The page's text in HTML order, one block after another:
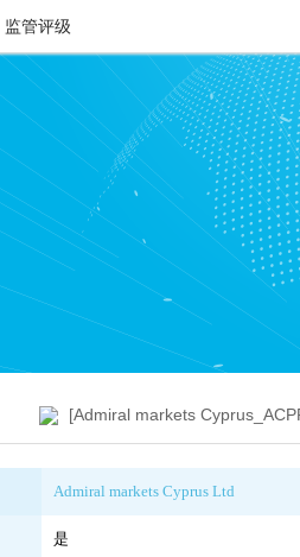
监管评级
[Admiral markets Cyprus_ACPR监
Admiral markets Cyprus Ltd
是